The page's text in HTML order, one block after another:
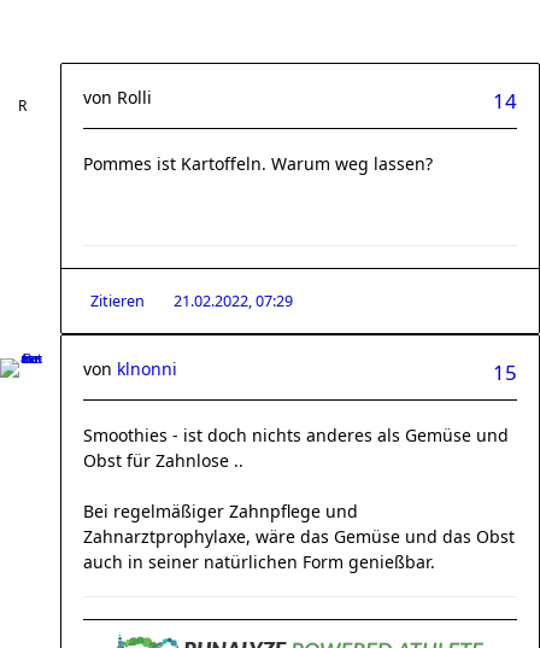
14
von Rolli
Pommes ist Kartoffeln. Warum weg lassen?
Zitieren 21.02.2022, 07:29
15
von klnonni
Smoothies - ist doch nichts anderes als Gemüse und
Obst für Zahnlose ..
Bei regelmäßiger Zahnpflege und
Zahnarztprophylaxe, wäre das Gemüse und das Obst
auch in seiner natürlichen Form genießbar.